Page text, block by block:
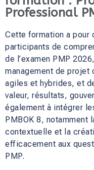
Professional
Cette formation a
participants de
de l’examen PMP
management de
agiles et hybrides, et
valeur, résultats,
également à intégrer
PMBOK 8, notamment
contextuelle et la
efficacement aux
PMP.